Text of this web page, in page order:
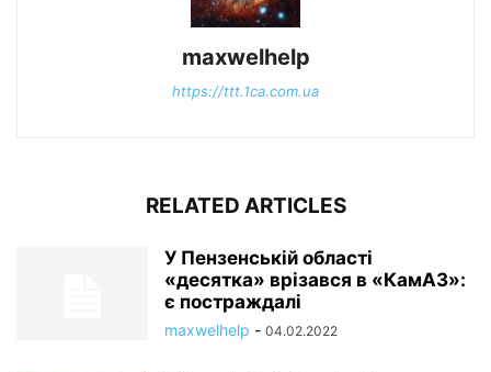
maxwelhelp
https://ttt.1ca.com.ua
RELATED ARTICLES
У Пензенській області
«десятка» врізався в «КамАЗ»:
є постраждалі
maxwelhelp - 04.02.2022